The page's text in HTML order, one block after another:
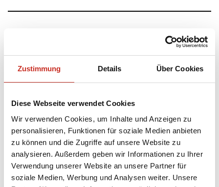
Zustimmung Details Über Cookies
Diese Webseite verwendet Cookies
Wir verwenden Cookies, um Inhalte und Anzeigen zu
personalisieren, Funktionen für soziale Medien anbieten
zu können und die Zugriffe auf unsere Website zu
analysieren. Außerdem geben wir Informationen zu Ihrer
Verwendung unserer Website an unsere Partner für
soziale Medien, Werbung und Analysen weiter. Unsere
Die Zauberflöte (Kurzfassung)
Wolfgang Amadeus Mozart
ohne Pause
1 Stunde 5 Minuten
KARTEN
FR,21.08.2026 | 17:00